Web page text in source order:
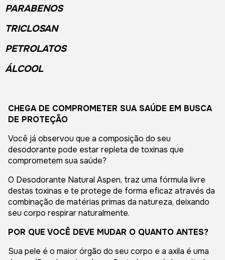
PARABENOS
TRICLOSAN
PETROLATOS
ÁLCOOL
CHEGA DE COMPROMETER SUA SAÚDE EM BUSCA
DE PROTEÇÃO
Você já observou que a composição do seu
desodorante pode estar repleta de toxinas que
comprometem sua saúde?
O Desodorante Natural Aspen, traz uma fórmula livre
destas toxinas e te protege de forma eficaz através da
combinação de matérias primas da natureza, deixando
seu corpo respirar naturalmente.
POR QUE VOCÊ DEVE MUDAR O QUANTO ANTES?
Sua pele é o maior órgão do seu corpo e a axila é uma